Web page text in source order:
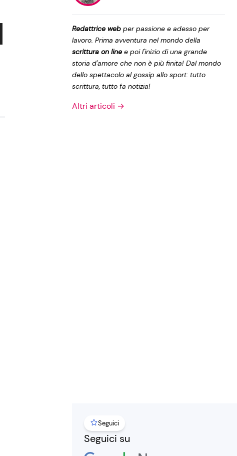
Privacy Policy
Redattrice web per passione e adesso per
lavoro. Prima avventura nel mondo della
scrittura on line e poi l'inizio di una grande
storia d'amore che non è più finita! Dal mondo
dello spettacolo al gossip allo sport: tutto
scrittura, tutto fa notizia!
Altri articoli →
Seguici
Seguici su